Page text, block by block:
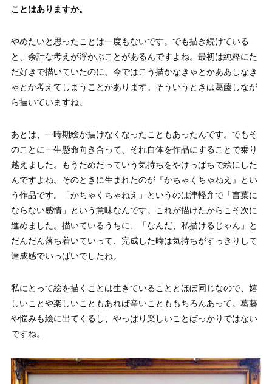
ことはありますか。
やめたいと思ったことは一度もないです。でも描き続けている
と、余計な考えが浮かぶことがあるんですよね。最初は純粋にた
だ好きで描いていたのに、今ではこう描かなきゃとかああしなき
ゃとか考えてしまうことがあります。そういうときは葛藤しなが
ら描いていますね。
あとは、一時期絵が描けなくなったこともあったんです。でもそ
のことに一生懸命向き合って、それ自体を作品にすることで乗り
越えました。もうだめだっていう気持ちをやけっぱちで絵にした
んですよね。そのときに生まれたのが『かちゃくちゃねえ』とい
う作品です。「かちゃくちゃねえ」というのは津軽弁で「言葉に
ならない感情」という意味なんです。これが描けたからこそ次に
進めました。描いているうちに、「なんだ、私描けるじゃん」と
だんだん落ち着いていって、完成した時は気持ちがすっきりして
達成感でいっぱいでしたね。
私にとって絵を描くことは生きていることとほぼ同じなので、嬉
しいことや楽しいこともあれば辛いことももちろんあって。葛藤
や悩みも絵に出てくるし、やっぱり楽しいことばっかりではない
ですね。